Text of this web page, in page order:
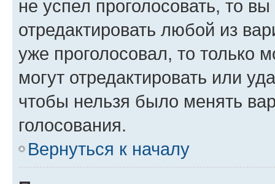
не успел проголосовать, то
отредактировать любой из
уже проголосовал, то только
могут отредактировать или
чтобы нельзя было менять
голосования.
Вернуться к началу